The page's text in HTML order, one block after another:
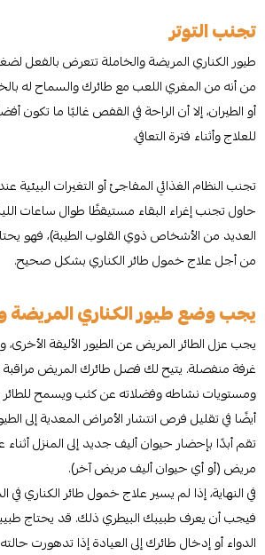
تجنب التوتر
طيور الكناري المريضة والخاملة تتعرض بالفعل
من أنه من المغري اللعب مع طائرك والسماح له
أو الطيران، إلا أن الراحة في القفص غالبًا ما تكون
للعلاج وأثناء فترة التعافي.
تجنب النظام الغذائي المفاجئ أو التغيرات البيئية
حاول تجنب إغراء البقاء مستيقظًا طوال ساعات
العديد من الأشخاص ذوي القلوب الطيبة)، فهو
من أجل علاج خمول طائر الكناري بشكل صحيح.
يجب وضع طيور الكناري المريضة
يجب عزل الطائر المريض عن الطيور الأليفة
غرفة منفصلة. يتيح لك فصل طائرك المريض مراقبة
ومستويات نشاطه وفضلاته عن كثب ويسمح للطائر
أيضًا في تقليل فرص انتشار الأمراض المعدية إلى
تقم أبدًا بإحضار حيوان أليف جديد إلى المنزل أثناء
مريض (أو أي حيوان أليف مريض آخر).
في النهاية، إذا لم يسير علاج خمول طائر الكناري في
فيجب أن يعرف طبيبك البيطري ذلك. قد يحتاج
الدواء أو إدخال طائرك إلى العيادة إذا تدهورت